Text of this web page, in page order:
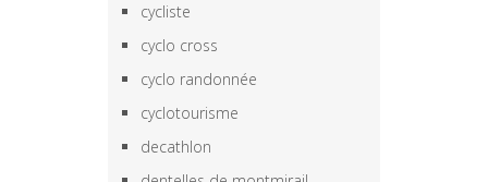
cycliste
cyclo cross
cyclo randonnée
cyclotourisme
decathlon